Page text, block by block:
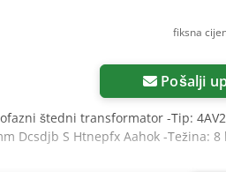
fiksna
Pošalji
štedni transformator -Tip:
Dcsdjb S Htnepfx Aahok -Težina: 8